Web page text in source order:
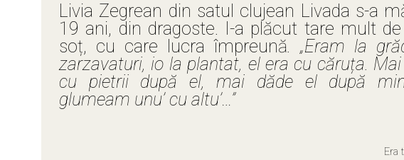
Livia Zegrean din satul clujean Livada s-a
19 ani, din dragoste. I-a plăcut tare mult de
soț, cu care lucra împreună. „Eram la
zarzavaturi, io la plantat, el era cu căruța.
cu pietrii după el, mai dăde el după
glumeam unu’ cu altu’…”
Era